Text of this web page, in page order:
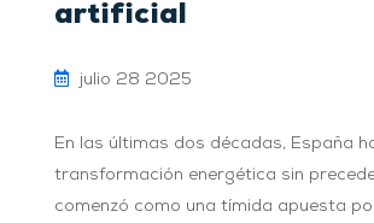
artificial
julio 28 2025
En las últimas dos décadas, España
transformación energética sin
comenzó como una tímida apuesta